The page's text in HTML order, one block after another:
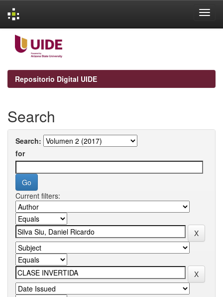
navigation
Repositorio Digital UIDE
Search
Search:
for
Current filters: